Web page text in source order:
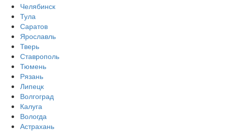
Челябинск
Тула
Саратов
Ярославль
Тверь
Ставрополь
Тюмень
Рязань
Липецк
Волгоград
Калуга
Вологда
Астрахань